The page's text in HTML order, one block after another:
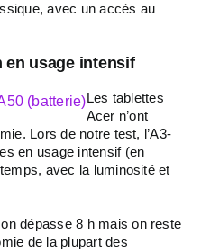
avec un accès au
en usage intensif
Les tablettes
Acer n’ont
Lors de notre test, l’A3-
en usage intensif (en
avec la luminosité et
dépasse 8 h mais on reste
de la plupart des